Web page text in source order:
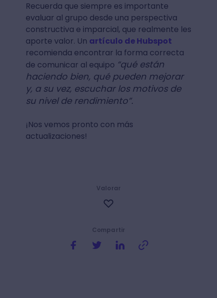
Recuerda que siempre es importante
evaluar al grupo desde una perspectiva
constructiva e imparcial, que realmente les
aporte valor. Un artículo de Hubspot
recomienda encontrar la forma correcta
de comunicar al equipo “qué están
haciendo bien, qué pueden mejorar
y, a su vez, escuchar los motivos de
su nivel de rendimiento”.
¡Nos vemos pronto con más
actualizaciones!
Compartir
Valorar